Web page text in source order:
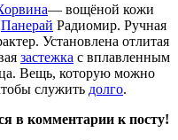
— вощёной кожи
Панерай Радиомир. Ручная
Установлена отлитая
застежка с вплавленным
Вещь, которую можно
служить долго.
в комментарии к посту!